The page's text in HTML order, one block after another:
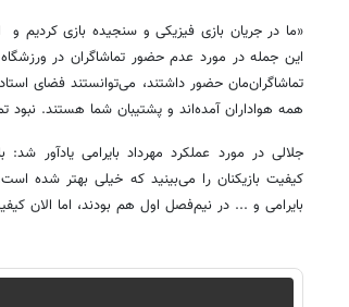
«ما در جریان بازی فیزیکی و سنجیده بازی کردیم
این جمله در مورد عدم حضور تماشاگران در
تماشاگران‌مان حضور داشتند، می‌توانستند فضای
همه هواداران آمده‌اند و پشتیبان شما هستند. نبود
جلالی در مورد عملکرد مهرداد بایرامی یادآور
کیفیت بازیکنان را می‌بینید که خیلی بهتر شده
بایرامی و ... در نیم‌فصل اول هم بودند، اما الان